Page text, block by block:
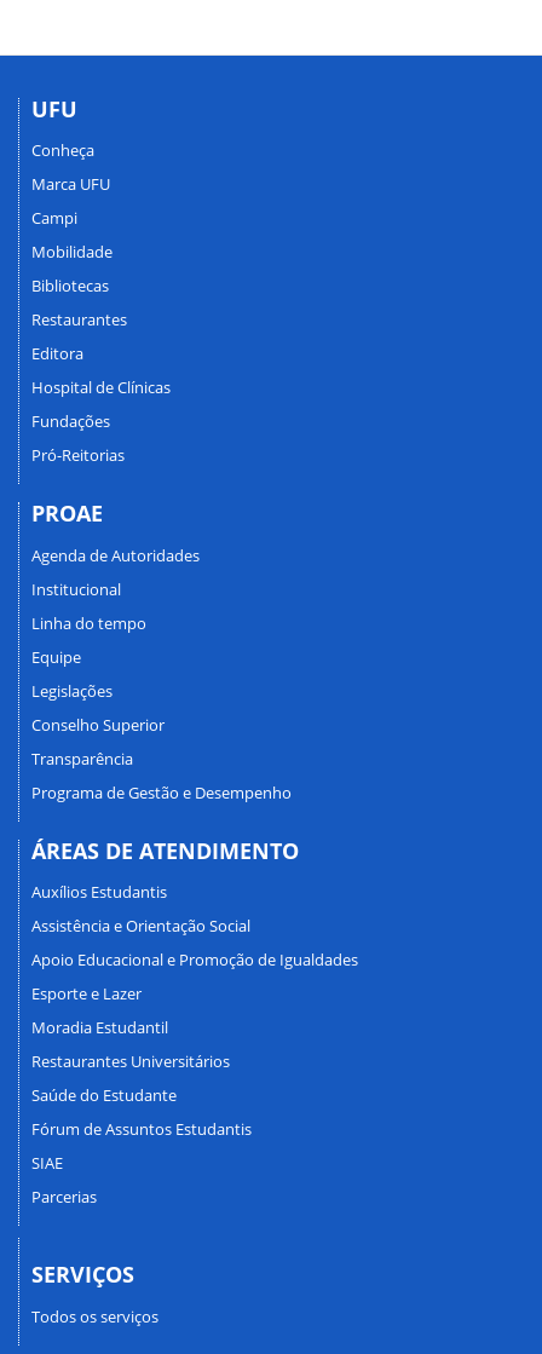
UFU
Conheça
Marca UFU
Campi
Mobilidade
Bibliotecas
Restaurantes
Editora
Hospital de Clínicas
Fundações
Pró-Reitorias
PROAE
Agenda de Autoridades
Institucional
Linha do tempo
Equipe
Legislações
Conselho Superior
Transparência
Programa de Gestão e Desempenho
ÁREAS DE ATENDIMENTO
Auxílios Estudantis
Assistência e Orientação Social
Apoio Educacional e Promoção de Igualdades
Esporte e Lazer
Moradia Estudantil
Restaurantes Universitários
Saúde do Estudante
Fórum de Assuntos Estudantis
SIAE
Parcerias
SERVIÇOS
Todos os serviços